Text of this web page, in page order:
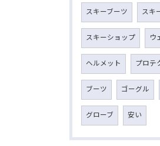
スキーブーツ スキ
スキーショップ ウ
ヘルメット プロテ
ブーツ ゴーグル
グローブ 安い